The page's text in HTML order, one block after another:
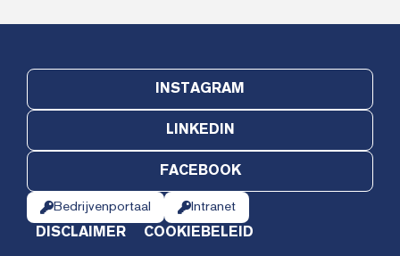
INSTAGRAM
LINKEDIN
FACEBOOK
Bedrijvenportaal Intranet
DISCLAIMER COOKIEBELEID